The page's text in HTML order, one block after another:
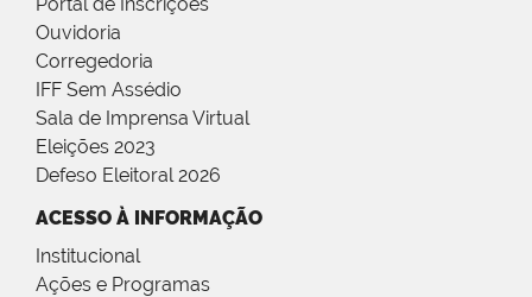
Ouvidoria
Corregedoria
IFF Sem Assédio
Sala de Imprensa Virtual
Eleições 2023
Defeso Eleitoral 2026
ACESSO À INFORMAÇÃO
Institucional
Ações e Programas